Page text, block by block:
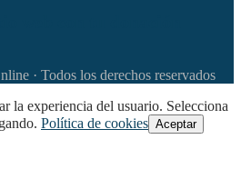
· Todos los derechos reservados
Política de cookies Aceptar